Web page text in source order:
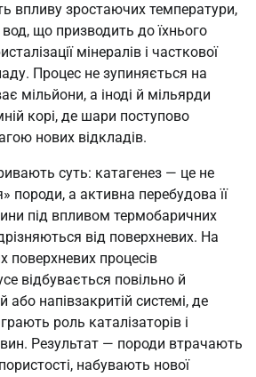
впливу зростаючих температури,
що призводить до їхнього
мінералів і часткової
Процес не зупиняється на
мільйони, а іноді й мільярди
корі, де шари поступово
нових відкладів.
суть: катагенез — це не
породи, а активна перебудова її
під впливом термобаричних
від поверхневих. На
поверхневих процесів
відбувається повільно й
або напівзакритій системі, де
роль каталізаторів і
Результат — породи втрачають
набувають нової